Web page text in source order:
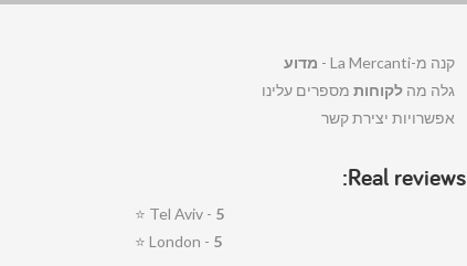
קנה מ-La Mercanti -
מדוע
גלה מה לקוחות מספרים עלינו
אפשרויות יצירת קשר
Real reviews:
Tel Aviv - 5
⭐
London - 5
⭐